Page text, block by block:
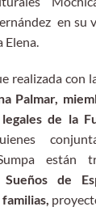
en su
realizada con
Palmar,
de la
están
de